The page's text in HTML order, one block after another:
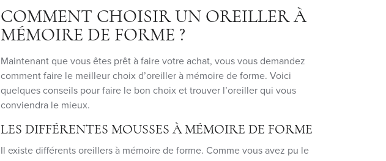
COMMENT CHOISIR UN OREILLER À
MÉMOIRE DE FORME ?
Maintenant que vous êtes prêt à faire votre achat, vous vous demandez
comment faire le meilleur choix d’oreiller à mémoire de forme. Voici
quelques conseils pour faire le bon choix et trouver l’oreiller qui vous
conviendra le mieux.
LES DIFFÉRENTES MOUSSES À MÉMOIRE DE FORME
Il existe différents oreillers à mémoire de forme. Comme vous avez pu le